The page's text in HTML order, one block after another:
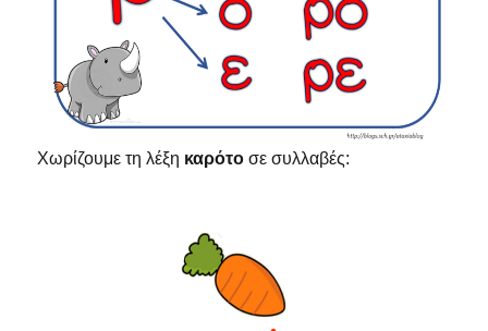
Χωρίζουμε τη λέξη καρότοσε συλλαβές: